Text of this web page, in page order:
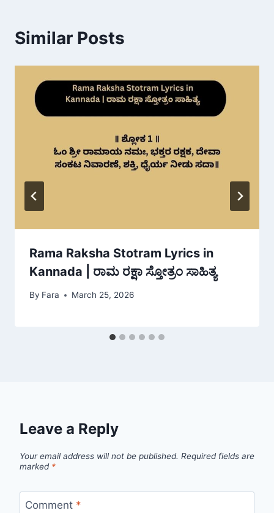
Similar Posts
Rama Raksha Stotram Lyrics in
Kannada | ರಾಮ ರಕ್ಷಾ ಸ್ತೋತ್ರಂ ಸಾಹಿತ್ಯ
By Fara March 25, 2026
Leave a Reply
Your email address will not be published. Required fields are
marked *
Comment *